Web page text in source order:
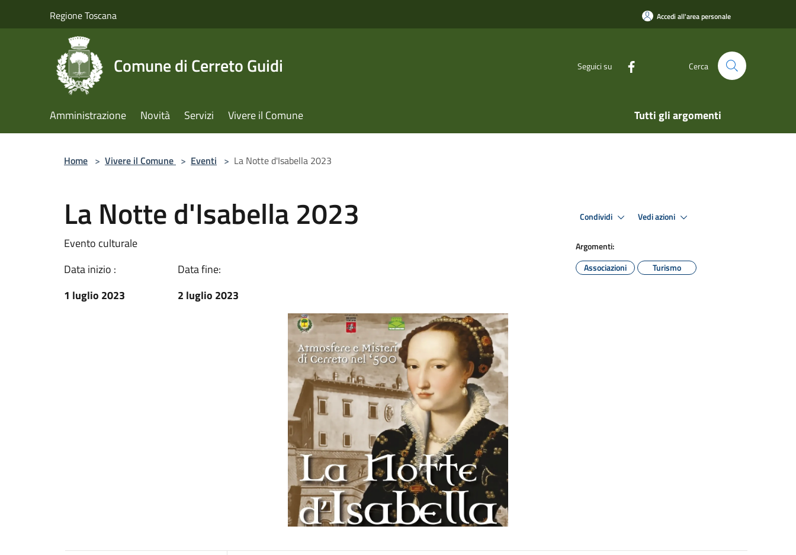
Regione Toscana Accedi all'area personale
Comune di Cerreto Guidi Seguici su Cerca
Amministrazione Novità Servizi Vivere il Comune Tutti gli argomenti
Home > Vivere il Comune > Eventi > La Notte d'Isabella 2023
La Notte d'Isabella 2023
Evento culturale
Data inizio :
1 luglio 2023
Data fine:
2 luglio 2023
Condividi Vedi azioni
Argomenti:
Associazioni
Turismo